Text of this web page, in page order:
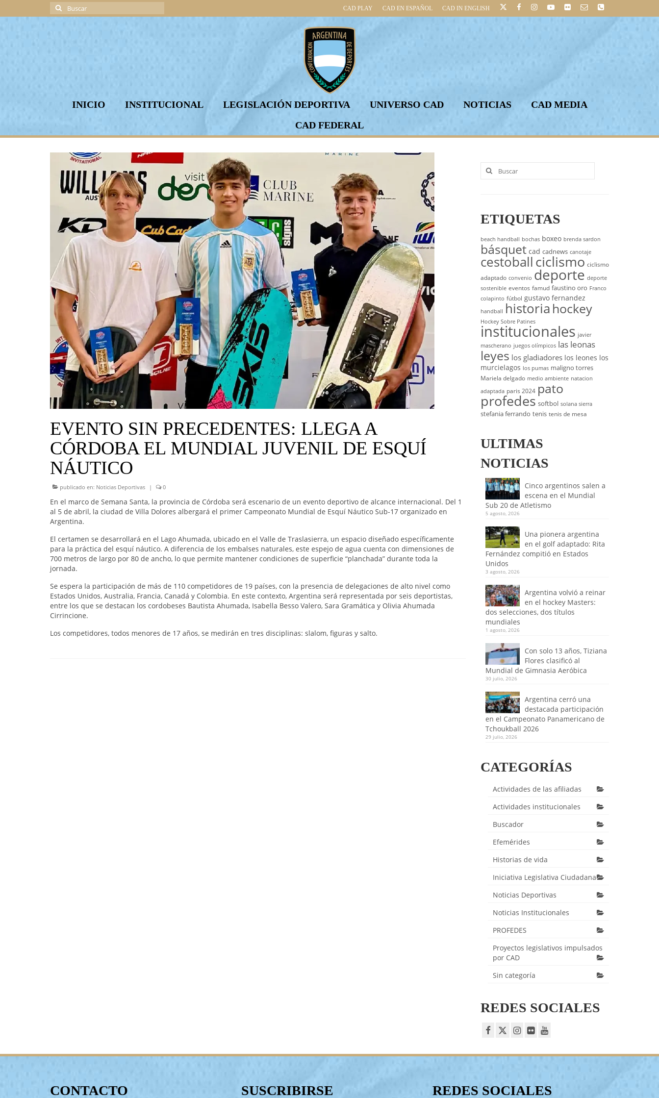
CAD PLAY CAD EN ESPAÑOL CAD IN ENGLISH
Buscar
por:
INICIO INSTITUCIONAL LEGISLACIÓN DEPORTIVA UNIVERSO CAD NOTICIAS
CAD MEDIA
CAD FEDERAL
EVENTO SIN PRECEDENTES: LLEGA A
CÓRDOBA EL MUNDIAL JUVENIL DE ESQUÍ
NÁUTICO
publicado en: Noticias Deportivas | 0
En el marco de Semana Santa, la provincia de Córdoba será escenario de un evento deportivo de alcance internacional. Del 1
al 5 de abril, la ciudad de Villa Dolores albergará el primer Campeonato Mundial de Esquí Náutico Sub-17 organizado en
Argentina.
El certamen se desarrollará en el Lago Ahumada, ubicado en el Valle de Traslasierra, un espacio diseñado específicamente
para la práctica del esquí náutico. A diferencia de los embalses naturales, este espejo de agua cuenta con dimensiones de
700 metros de largo por 80 de ancho, lo que permite mantener condiciones de superficie “planchada” durante toda la
jornada.
Se espera la participación de más de 110 competidores de 19 países, con la presencia de delegaciones de alto nivel como
Estados Unidos, Australia, Francia, Canadá y Colombia. En este contexto, Argentina será representada por seis deportistas,
entre los que se destacan los cordobeses Bautista Ahumada, Isabella Besso Valero, Sara Gramática y Olivia Ahumada
Cirrincione.
Los competidores, todos menores de 17 años, se medirán en tres disciplinas: slalom, figuras y salto.
Buscar
por:
ETIQUETAS
beach handball bochas boxeo brenda sardon
básquet cad cadnews canotaje
cestoballciclismo ciclismo
adaptado convenio deporte deporte
sostenible eventos famud faustino oro Franco
colapinto fútbol gustavo fernandez
handball historia hockey
Hockey Sobre Patines
institucionales javier
mascherano juegos olímpicos las leonas
leyes los gladiadores los leones los
murcielagos los pumas maligno torres
Mariela delgado medio ambiente natacion
adaptada paris 2024 pato
profedes softbol solana sierra
stefania ferrando tenis tenis de mesa
ULTIMAS
NOTICIAS
Cinco argentinos salen a
escena en el Mundial
Sub 20 de Atletismo
5 agosto, 2026
Una pionera argentina
en el golf adaptado: Rita
Fernández compitió en Estados
Unidos
3 agosto, 2026
Argentina volvió a reinar
en el hockey Masters:
dos selecciones, dos títulos
mundiales
1 agosto, 2026
Con solo 13 años, Tiziana
Flores clasificó al
Mundial de Gimnasia Aeróbica
30 julio, 2026
Argentina cerró una
destacada participación
en el Campeonato Panamericano de
Tchoukball 2026
29 julio, 2026
CATEGORÍAS
Actividades de las afiliadas
Actividades institucionales
Buscador
Efemérides
Historias de vida
Iniciativa Legislativa Ciudadana
Noticias Deportivas
Noticias Institucionales
PROFEDES
Proyectos legislativos impulsados
por CAD
Sin categoría
REDES SOCIALES
CONTACTO SUSCRIBIRSE REDES SOCIALES